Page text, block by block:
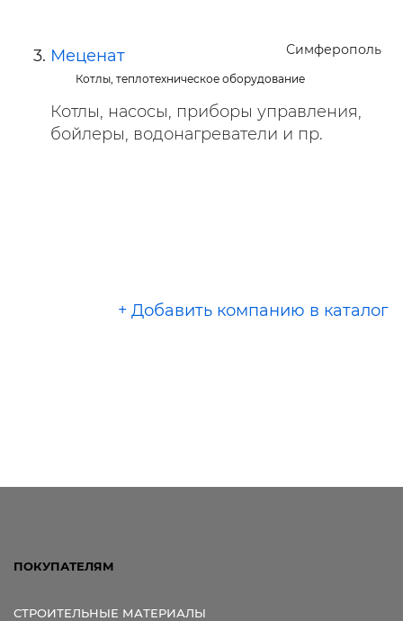
Симферополь
Меценат
Котлы, теплотехническое оборудование
Котлы, насосы, приборы управления,
бойлеры, водонагреватели и пр.
+ Добавить компанию в каталог
ПОКУПАТЕЛЯМ
СТРОИТЕЛЬНЫЕ МАТЕРИАЛЫ